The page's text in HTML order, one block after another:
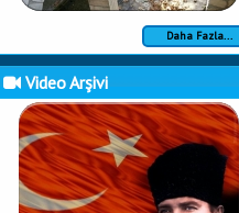
Daha Fazla...
Video Arşivi